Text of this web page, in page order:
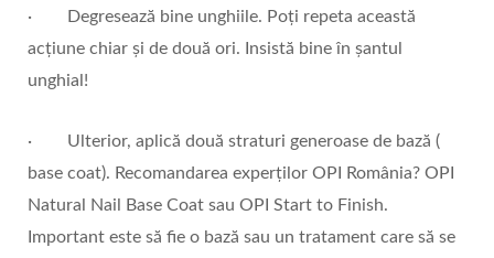
· Degresează bine unghiile. Poți repeta această
acțiune chiar și de două ori. Insistă bine în șantul
unghial!
· Ulterior, aplică două straturi generoase de bază (
base coat). Recomandarea experților OPI România? OPI
Natural Nail Base Coat sau OPI Start to Finish.
Important este să fie o bază sau un tratament care să se